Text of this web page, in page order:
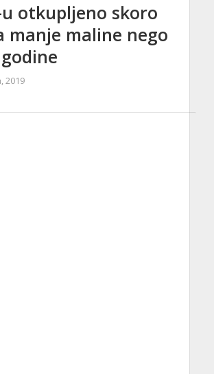
u otkupljeno skoro
manje maline nego
2019